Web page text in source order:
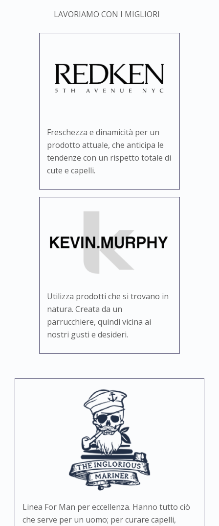
LAVORIAMO CON I MIGLIORI
Freschezza e dinamicità per un
prodotto attuale, che anticipa le
tendenze con un rispetto totale di
cute e capelli.
Utilizza prodotti che si trovano in
natura. Creata da un
parrucchiere, quindi vicina ai
nostri gusti e desideri.
Linea For Man per eccellenza. Hanno tutto ciò
che serve per un uomo; per curare capelli,